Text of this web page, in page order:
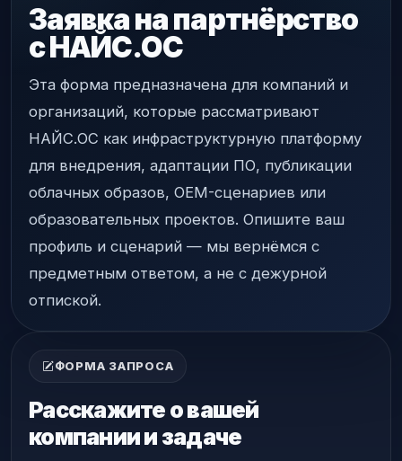
Заявка на партнёрство
с НАЙС.ОС
Эта форма предназначена для компаний и
организаций, которые рассматривают
НАЙС.ОС как инфраструктурную платформу
для внедрения, адаптации ПО, публикации
облачных образов, OEM-сценариев или
образовательных проектов. Опишите ваш
профиль и сценарий — мы вернёмся с
предметным ответом, а не с дежурной
отпиской.
ФОРМА ЗАПРОСА
Расскажите о вашей
компании и задаче